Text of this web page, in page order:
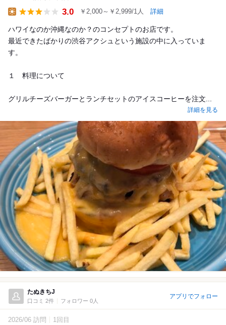
3.0 ￥2,000～￥2,999/1人 詳細
ハワイなのか沖縄なのか？のコンセプトのお店です。
最近できたばかりの渋谷アクシュという施設の中に入っていま
す。
１ 料理について
グリルチーズバーガーとランチセットのアイスコーヒーを注文...
詳細を見る
たぬきちJ
口コミ 2件 フォロワー 0人
アプリでフォロー
2026/06 訪問 1回目